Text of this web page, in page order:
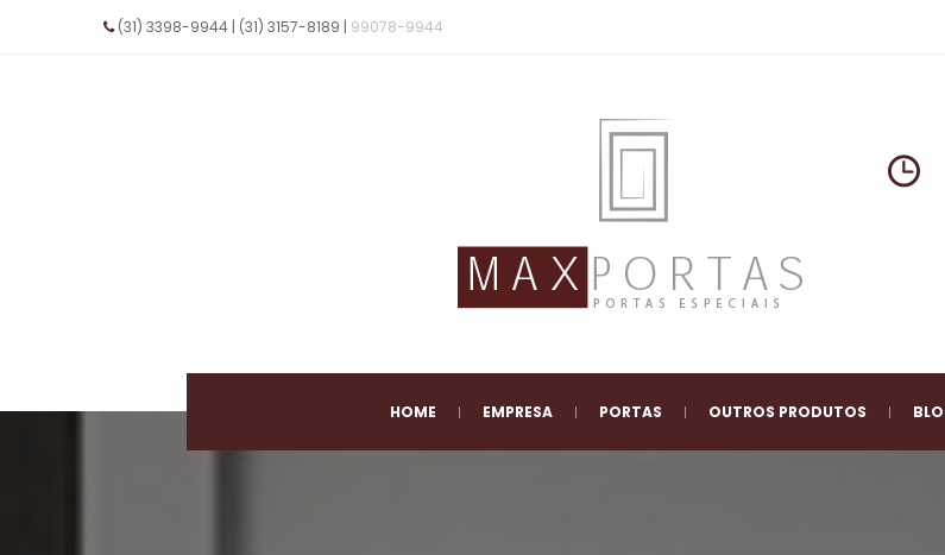
(31) 3398-9944 | (31) 3157-8189 | 99078-9944
HOME EMPRESA PORTAS OUTROS PRODUTOS